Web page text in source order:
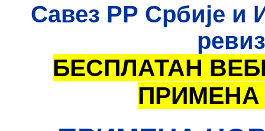
Савез РР Србије и
БЕСПЛАТАН
ПРИМЕНА